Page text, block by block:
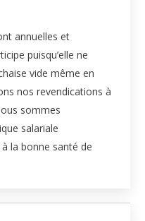
annuelles et
puisqu’elle ne
vide même en
nos revendications à
sommes
salariale
la bonne santé de